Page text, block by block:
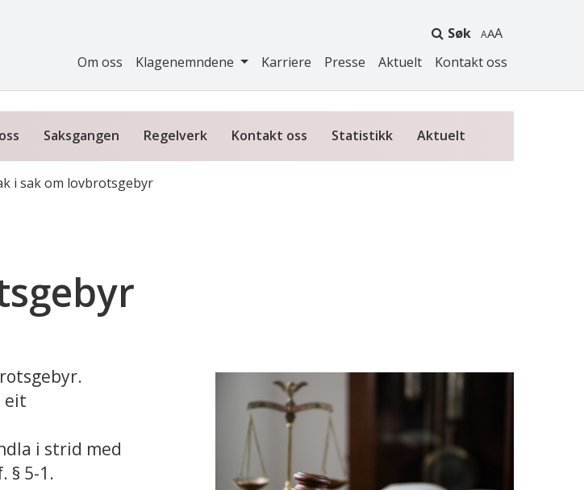
Søk A
Om oss Klagenemndene Karriere Presse Aktuelt Kontakt oss
Saksgangen Regelverk Kontakt oss Statistikk Aktuelt
i sak om lovbrotsgebyr
eit
i strid med
§ 5-1.